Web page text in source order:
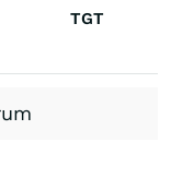
TGT